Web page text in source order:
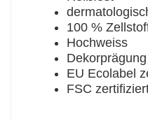
100 %
Hochweiss
Dekorprägung
EU Ecolabel
FSC